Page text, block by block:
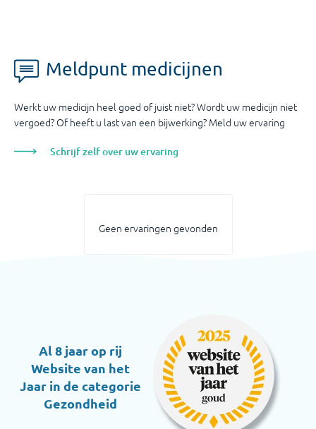
Meldpunt medicijnen
Werkt uw medicijn heel goed of juist niet? Wordt uw medicijn niet
vergoed? Of heeft u last van een bijwerking? Meld uw ervaring
Schrijf zelf over uw ervaring
Geen ervaringen gevonden
Al 8 jaar op rij
Website van het
Jaar in de categorie
Gezondheid